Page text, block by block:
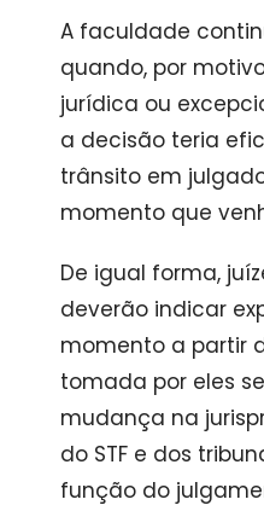
A faculdade
quando, por
jurídica ou
a decisão teria
trânsito em
momento que
De igual forma,
deverão indicar
momento a partir
tomada por eles
mudança na
do STF e dos
função do